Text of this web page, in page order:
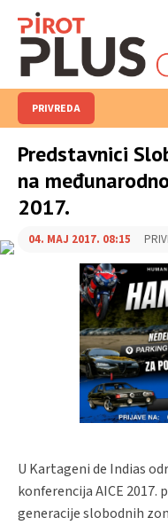
PRIVREDA
Predstavnici
na
2017.
04. MAJ 2017. 08:15
U Kartageni de Indias
konferencija AICE 2017.
generacije slobodnih